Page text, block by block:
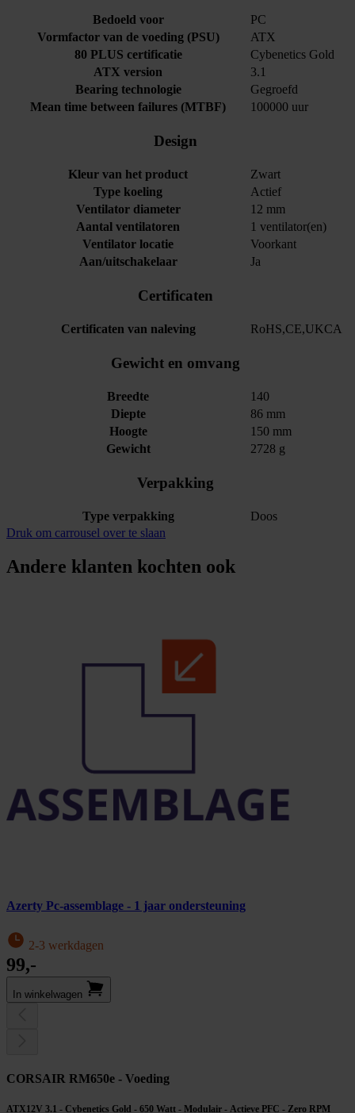
Bedoeld voor
PC
Vormfactor van de voeding (PSU)
ATX
80 PLUS certificatie
Cybenetics Gold
ATX version
3.1
Bearing technologie
Gegroefd
Mean time between failures (MTBF)
100000 uur
Design
Kleur van het product
Zwart
Type koeling
Actief
Ventilator diameter
12 mm
Aantal ventilatoren
1 ventilator(en)
Ventilator locatie
Voorkant
Aan/uitschakelaar
Ja
Certificaten
Certificaten van naleving RoHS,CE,UKCA
Gewicht en omvang
Breedte
140
Diepte
86 mm
Hoogte
150 mm
Gewicht
2728 g
Verpakking
Type verpakking
Doos
Druk om carrousel over te slaan
Andere klanten kochten ook
Azerty Pc-assemblage - 1 jaar ondersteuning
2-3 werkdagen
99,-
In winkel­wagen
CORSAIR RM650e - Voeding
ATX12V 3.1 - Cybenetics Gold - 650 Watt - Modulair - Actieve PFC - Zero RPM